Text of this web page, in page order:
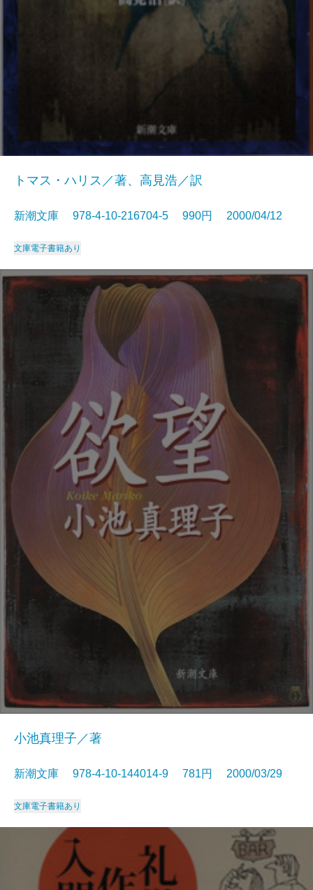
トマス・ハリス／著、高見浩／訳
新潮文庫 978-4-10-216704-5 990円 2000/04/12
文庫電子書籍あり
小池真理子／著
新潮文庫 978-4-10-144014-9 781円 2000/03/29
文庫電子書籍あり